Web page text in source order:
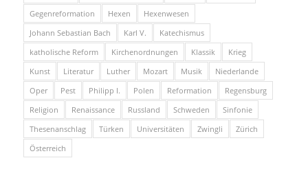
Gegenreformation
Hexen
Hexenwesen
Johann Sebastian Bach
Karl V.
Katechismus
katholische Reform
Kirchenordnungen Klassik
Krieg
Kunst
Literatur Luther Mozart Musik
Niederlande
Oper
Pest Philipp I. Polen Reformation
Regensburg
Religion
Renaissance Russland Schweden
Sinfonie
Thesenanschlag
Türken Universitäten Zwingli
Zürich
Österreich